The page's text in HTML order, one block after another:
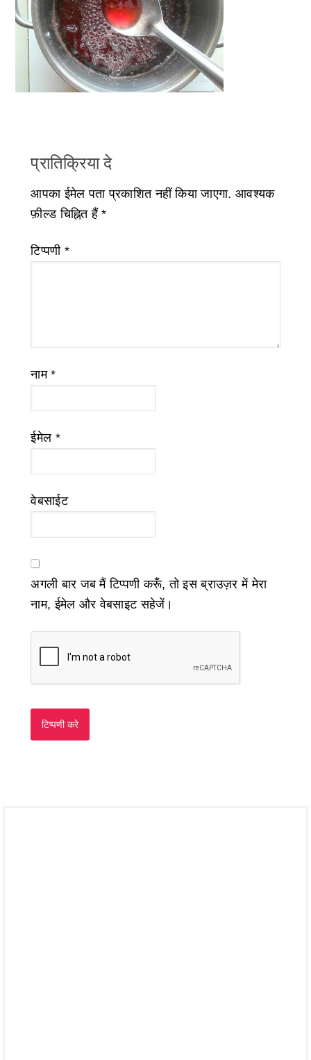
प्रातिक्रिया दे
आपका ईमेल पता प्रकाशित नहीं किया जाएगा. आवश्यक
फ़ील्ड चिह्नित हैं*
टिप्पणी *
नाम*
ईमेल *
वेबसाईट
अगली बार जब मैं टिप्पणी करूँ, तो इस ब्राउज़र में मेरा
नाम, ईमेल और वेबसाइट सहेजें।